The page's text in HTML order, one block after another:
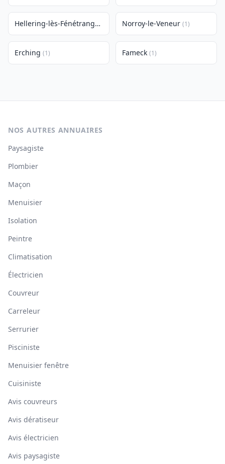
Hellering-lès-Fénétrange Norroy-le-Veneur (1)
Erching (1) Fameck (1)
NOS AUTRES ANNUAIRES
Paysagiste
Plombier
Maçon
Menuisier
Isolation
Peintre
Climatisation
Électricien
Couvreur
Carreleur
Serrurier
Pisciniste
Menuisier fenêtre
Cuisiniste
Avis couvreurs
Avis dératiseur
Avis électricien
Avis paysagiste